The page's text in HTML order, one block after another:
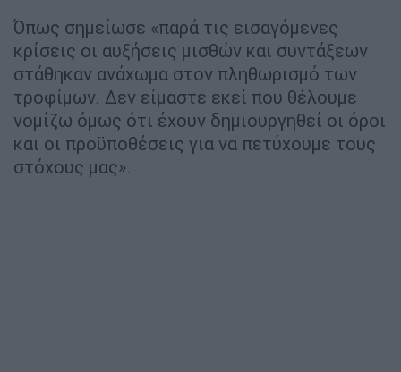
Όπως σημείωσε «παρά τις εισαγόμενες
κρίσεις οι αυξήσεις μισθών και συντάξεων
στάθηκαν ανάχωμα στον πληθωρισμό των
τροφίμων. Δεν είμαστε εκεί που θέλουμε
νομίζω όμως ότι έχουν δημιουργηθεί οι όροι
και οι προϋποθέσεις για να πετύχουμε τους
στόχους μας».